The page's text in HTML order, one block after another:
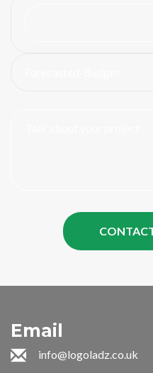
Email
info@logoladz.co.uk